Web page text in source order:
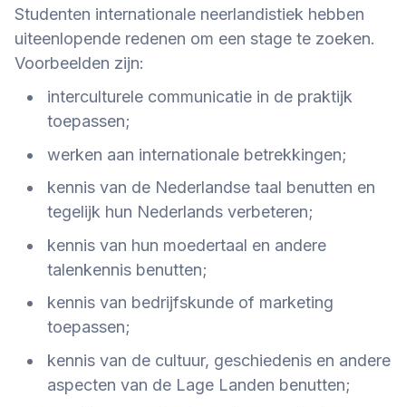
Studenten internationale neerlandistiek hebben
uiteenlopende redenen om een stage te zoeken.
Voorbeelden zijn:
interculturele communicatie in de praktijk
toepassen;
werken aan internationale betrekkingen;
kennis van de Nederlandse taal benutten en
tegelijk hun Nederlands verbeteren;
kennis van hun moedertaal en andere
talenkennis benutten;
kennis van bedrijfskunde of marketing
toepassen;
kennis van de cultuur, geschiedenis en andere
aspecten van de Lage Landen benutten;